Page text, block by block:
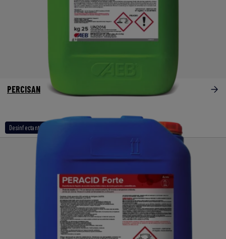
Desinfectantes a base de peroxidos
PERCISAN